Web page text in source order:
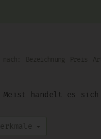
handelt es sich